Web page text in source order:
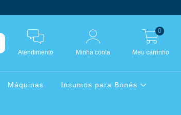
Atendimento Minha conta Meu carrinho
0
Máquinas Insumos para Bonés